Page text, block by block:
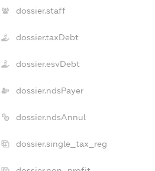
dossier.staff
dossier.taxDebt
dossier.esvDebt
dossier.ndsPayer
dossier.ndsAnnul
dossier.single_tax_reg